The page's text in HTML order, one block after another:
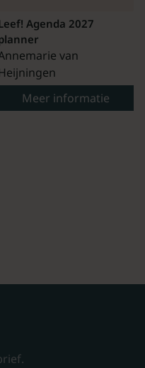
Agenda 2027
van
Meer informatie